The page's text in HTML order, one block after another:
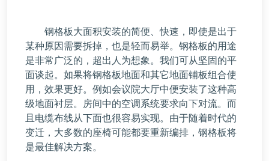
钢格板大面积安装的简便、快速，即使是出于
某种原因需要拆掉，也是轻而易举。钢格板的用途
是非常广泛的，超出人为想象。我们可从坚固的平
面谈起。如果将钢格板地面和其它地面铺板组合使
用，效果更好。例如会议院大厅中便安装了这种高
级地面衬层。房间中的空调系统要求向下对流。而
且电缆布线从下面也很容易实现。由于随着时代的
变迁，大多数的座椅可能都要重新编排，钢格板将
是最佳解决方案。